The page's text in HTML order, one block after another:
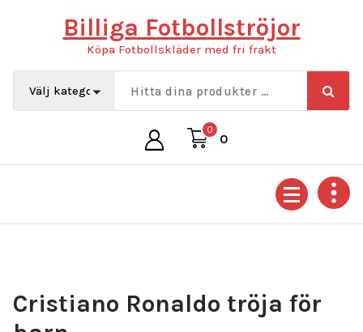
Billiga Fotbollströjor
Köpa Fotbollskläder med fri frakt
0
0
Cristiano Ronaldo tröja för